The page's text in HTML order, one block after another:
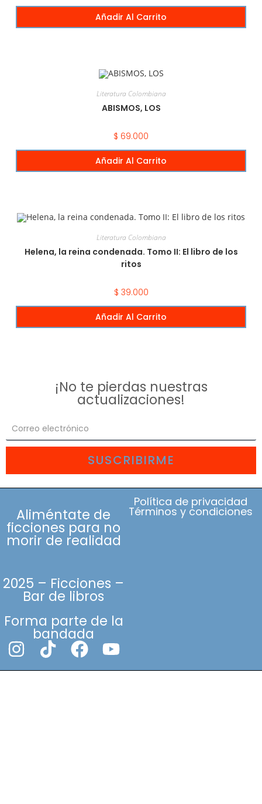
Añadir Al Carrito
Literatura Colombiana
ABISMOS, LOS
$ 69.000
Añadir Al Carrito
Literatura Colombiana
Helena, la reina condenada. Tomo II: El libro de los
ritos
$ 39.000
Añadir Al Carrito
¡No te pierdas nuestras
actualizaciones!
SUSCRIBIRME
Aliméntate de
ficciones para no
morir de realidad
2025 – Ficciones –
Bar de libros
Forma parte de la
bandada
Política de privacidad
Términos y condiciones